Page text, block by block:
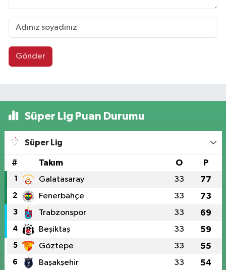
Gönder
Süper Lig Puan Durumu
Süper Lig
# Takım O P
1 Galatasaray 33 77
2 Fenerbahçe 33 73
3 Trabzonspor 33 69
4 Beşiktaş 33 59
5 Göztepe 33 55
6 Başakşehir 33 54